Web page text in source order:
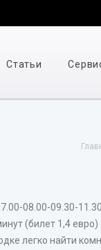
Статьи
08.00-09.30-
(билет 1,4 евро)
легко найти